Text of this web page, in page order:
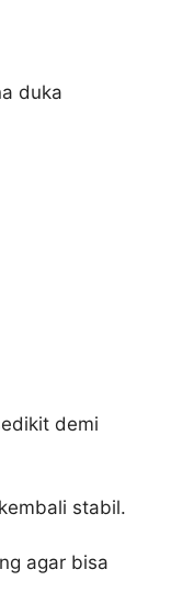
duka
demi
stabil.
agar bisa